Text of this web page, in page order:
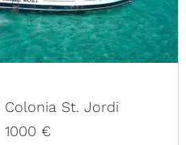
Colonia St. Jordi
1000 €